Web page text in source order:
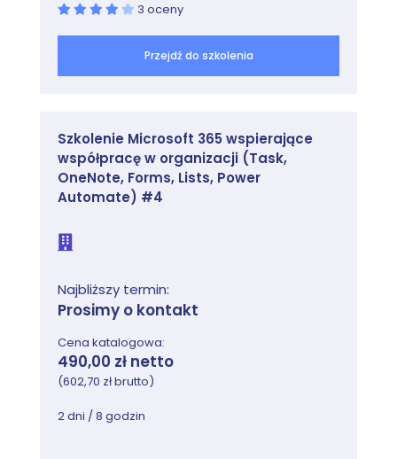
3 oceny
Przejdź do szkolenia
Szkolenie Microsoft 365 wspierające
współpracę w organizacji (Task,
OneNote, Forms, Lists, Power
Automate) #4
Najbliższy termin:
Prosimy o kontakt
Cena katalogowa:
490,00 zł netto
(602,70 zł brutto)
2 dni / 8 godzin